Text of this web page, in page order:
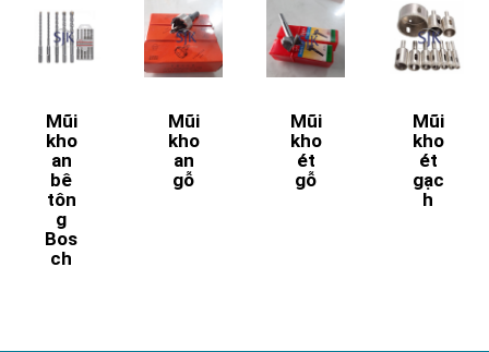
Mũi
kho
an
bê
tôn
g
Bos
ch
Mũi
kho
an
gỗ
Mũi
kho
ét
gỗ
Mũi
kho
ét
gạc
h